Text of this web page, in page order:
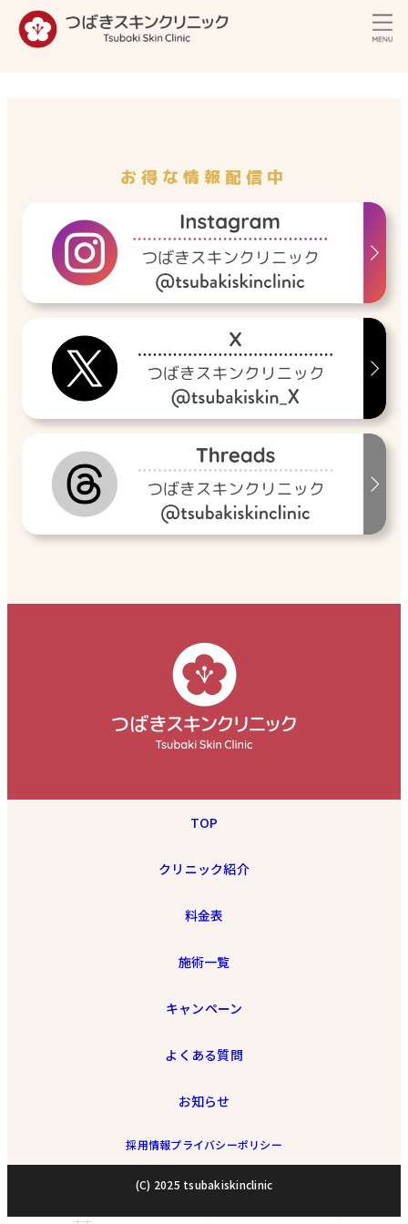
内
容
お得な情報配信中
TOP
クリニック紹介
料金表
施術一覧
キャンペーン
よくある質問
お知らせ
採用情報プライバシーポリシー
(C) 2025 tsubakiskinclinic